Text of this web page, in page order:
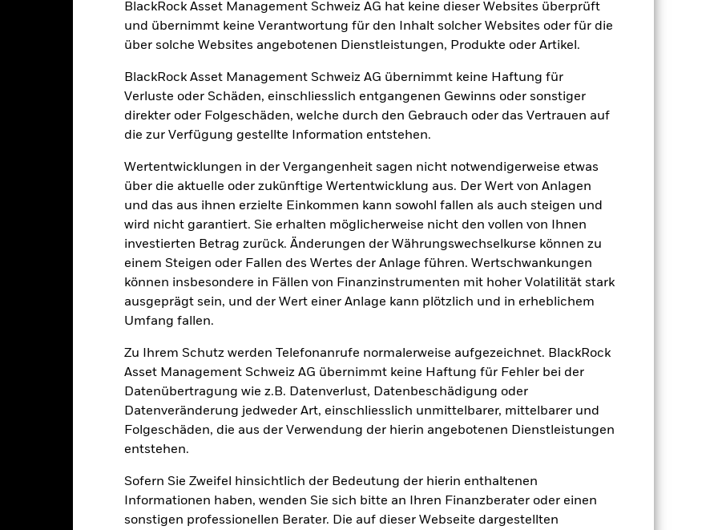
BlackRock Asset Management Schweiz AG hat keine dieser Websites überprüft
und übernimmt keine Verantwortung für den Inhalt solcher Websites oder für die
über solche Websites angebotenen Dienstleistungen, Produkte oder Artikel.
BlackRock Asset Management Schweiz AG übernimmt keine Haftung für
Verluste oder Schäden, einschliesslich entgangenen Gewinns oder sonstiger
direkter oder Folgeschäden, welche durch den Gebrauch oder das Vertrauen auf
die zur Verfügung gestellte Information entstehen.
Wertentwicklungen in der Vergangenheit sagen nicht notwendigerweise etwas
über die aktuelle oder zukünftige Wertentwicklung aus. Der Wert von Anlagen
und das aus ihnen erzielte Einkommen kann sowohl fallen als auch steigen und
wird nicht garantiert. Sie erhalten möglicherweise nicht den vollen von Ihnen
investierten Betrag zurück. Änderungen der Währungswechselkurse können zu
einem Steigen oder Fallen des Wertes der Anlage führen. Wertschwankungen
können insbesondere in Fällen von Finanzinstrumenten mit hoher Volatilität stark
ausgeprägt sein, und der Wert einer Anlage kann plötzlich und in erheblichem
Umfang fallen.
Zu Ihrem Schutz werden Telefonanrufe normalerweise aufgezeichnet. BlackRock
Asset Management Schweiz AG übernimmt keine Haftung für Fehler bei der
Datenübertragung wie z.B. Datenverlust, Datenbeschädigung oder
Datenveränderung jedweder Art, einschliesslich unmittelbarer, mittelbarer und
Folgeschäden, die aus der Verwendung der hierin angebotenen Dienstleistungen
entstehen.
Sofern Sie Zweifel hinsichtlich der Bedeutung der hierin enthaltenen
Informationen haben, wenden Sie sich bitte an Ihren Finanzberater oder einen
sonstigen professionellen Berater. Die auf dieser Webseite dargestellten
Eckdaten
EUR
0.00%
0.75%
0.00%
Luxemburg
Transaktionsdatum +3 Tage
BGEEI2E
Auflegung Anteilsklasse 11.März2011
Währung der Reihe
SFDR-Klassifizierung Artikel 8
Laufende Gebühren 0.81%
ISIN LU0603021113
Mindestsumme bei Erstanlage
Gewinnverwendung thesaurierend
Rechtsform UCITS
Morningstar-Kategorie
Transaktionshäufigkeit
täglich, berechnet auf Basis von
Terminpreisen
SEDOL B5B0ZM0
Portfoliomerkmale